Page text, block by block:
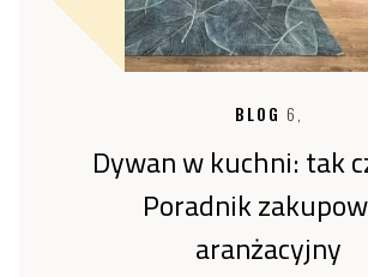
BLOG 6,
Dywan w kuchni: tak
Poradnik
aranżacyjny